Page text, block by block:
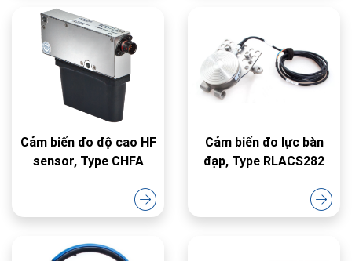
Cảm biến đo độ cao HF
sensor, Type CHFA
Cảm biến đo lực bàn
đạp, Type RLACS282